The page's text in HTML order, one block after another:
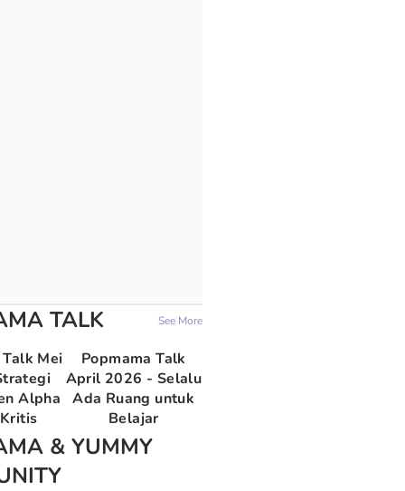
TALK See More
Mei
Alpha
Popmama Talk
April 2026 - Selalu
Ada Ruang untuk
Belajar
& YUMMY